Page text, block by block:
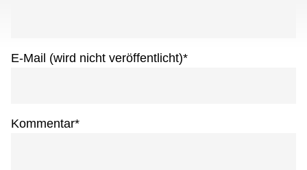
E-Mail (wird nicht veröffentlicht)*
Kommentar*